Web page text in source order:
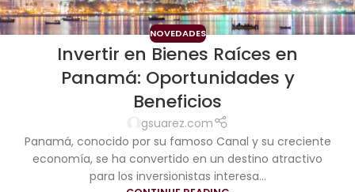
NOVEDADES
Invertir en Bienes Raíces en
Panamá: Oportunidades y
Beneficios
gsuarez.com
Panamá, conocido por su famoso Canal y su creciente
economía, se ha convertido en un destino atractivo
para los inversionistas interesa...